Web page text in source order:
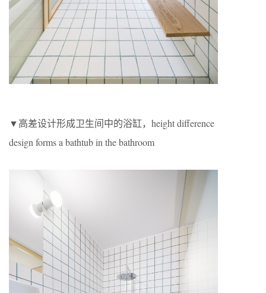
▼高差设计形成卫生间中的浴缸，height difference
design forms a bathtub in the bathroom